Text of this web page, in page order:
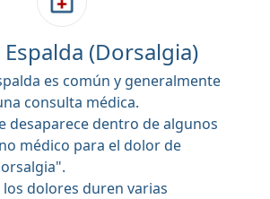
(Dorsalgia)
es común y generalmente
consulta médica.
desaparece dentro de algunos
médico para el dolor de
dolores duren varias